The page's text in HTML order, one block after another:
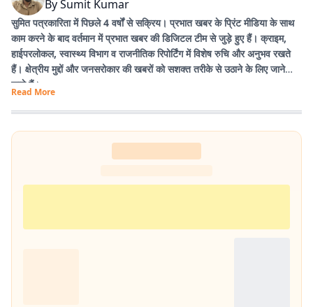
BySumit Kumar
सुमित पत्रकारिता में पिछले 4 वर्षों से सक्रिय। प्रभात खबर के प्रिंट मीडिया के साथ
काम करने के बाद वर्तमान में प्रभात खबर की डिजिटल टीम से जुड़े हुए हैं। क्राइम,
हाईपरलोकल, स्वास्थ्य विभाग व राजनीतिक रिपोर्टिंग में विशेष रुचि और अनुभव रखते
हैं। क्षेत्रीय मुद्दों और जनसरोकार की खबरों को सशक्त तरीके से उठाने के लिए जाने
जाते हैं।
Read More